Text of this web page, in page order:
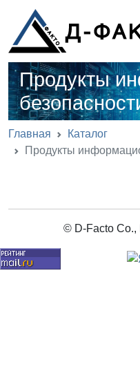
Продукты
Главная
Каталог
Продукты
© D-Facto